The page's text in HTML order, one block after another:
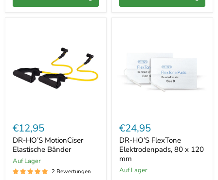
HO’S
MotionCiser
Elastische
Bänder
€12,95
DR-HO’S MotionCiser
Elastische Bänder
Auf Lager
2 Bewertungen
HO’S
FlexTone
Elektrodenpads,
80
x
120
mm
€24,95
DR-HO’S FlexTone
Elektrodenpads, 80 x 120
mm
Auf Lager